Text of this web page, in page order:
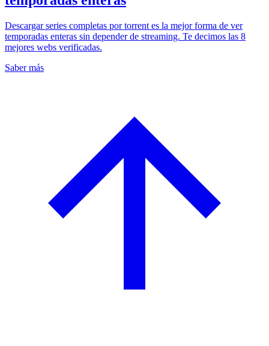
Descargar series completas por torrent es la mejor forma de ver
temporadas enteras sin depender de streaming. Te decimos las 8
mejores webs verificadas.
Saber más